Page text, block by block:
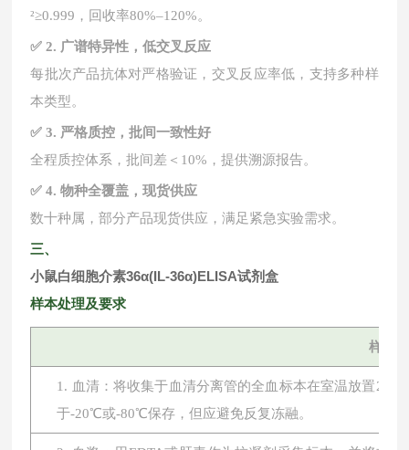
²≥0.999，回收率80%–120%。
✅ 2. 广谱特异性，低交叉反应
每批次产品抗体对严格验证，交叉反应率低，支持多种样
本类型。
✅ 3. 严格质控，批间一致性好
全程质控体系，批间差＜ 10%，提供溯源报告。
✅ 4. 物种全覆盖，现货供应
数十种属，部分产品现货供应，满足紧急实验需求。
三、
小鼠白细胞介素36α(IL-36α)ELISA试剂盒
样本处理及要求
样本
1. 血清：将收集于血清分离管的全血标本在室温放置2
于-20℃或-80℃保存，但应避免反复冻融。